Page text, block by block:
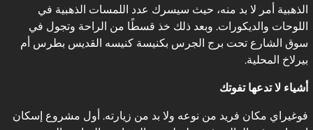
الذهبية أمر لا بد منه، حيث سيسرك عدد اللمسات الذهبية في
اللوحات والديكورات. وبعد ذلك خذ قسطًا من الراحة وتجول في
سوق الشارع تحت برج الجرس بكنيسة كنيسه القديس بطرس أم
بيرلاخ المحلية.
أشياء لا تدعها تفوتك
فوغيراي مكان فريد من نوعه ولا بد من زيارته. أول مشروع إسكان